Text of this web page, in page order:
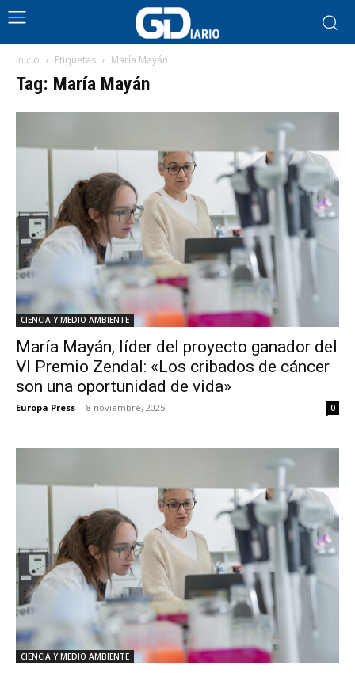
Inicio Etiquetas María Mayán
Tag: María Mayán
CIENCIA Y MEDIO AMBIENTE
María Mayán, líder del proyecto ganador del
VI Premio Zendal: «Los cribados de cáncer
son una oportunidad de vida»
Europa Press - 8 noviembre, 2025 0
CIENCIA Y MEDIO AMBIENTE